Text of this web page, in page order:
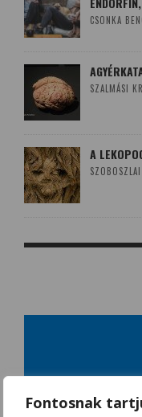
Fontosnak
CSONKA
SZALMÁSI
A